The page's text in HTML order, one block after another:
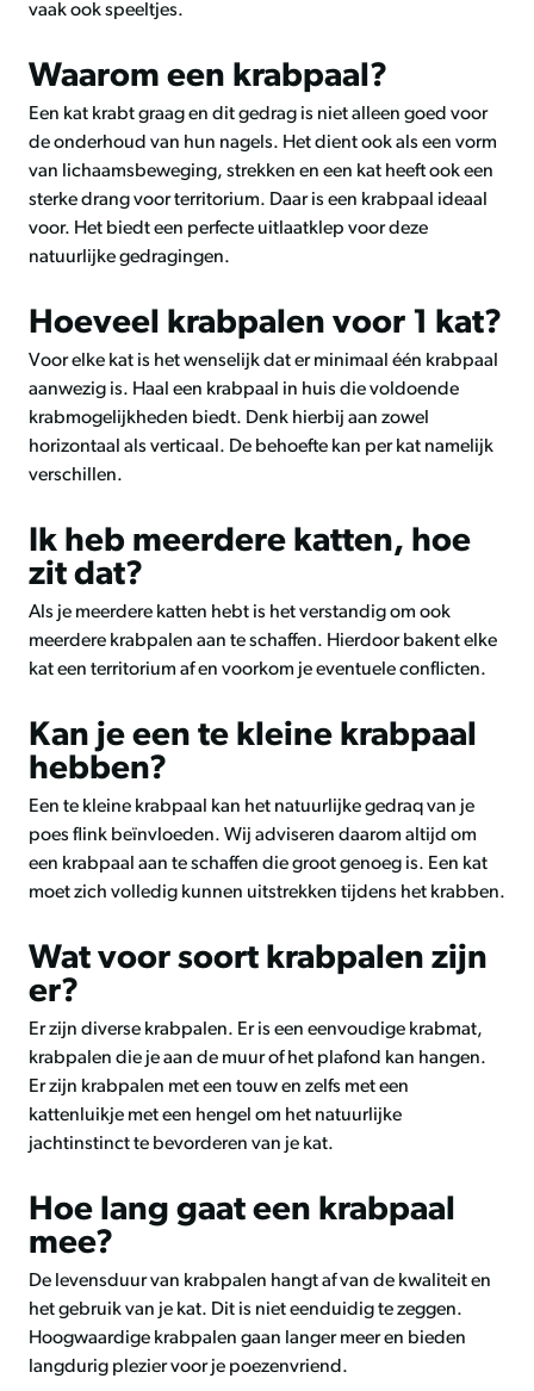
vaak ook speeltjes.
Waarom een krabpaal?
Een kat krabt graag en dit gedrag is niet alleen goed voor
de onderhoud van hun nagels. Het dient ook als een vorm
van lichaamsbeweging, strekken en een kat heeft ook een
sterke drang voor territorium. Daar is een krabpaal ideaal
voor. Het biedt een perfecte uitlaatklep voor deze
natuurlijke gedragingen.
Hoeveel krabpalen voor 1 kat?
Voor elke kat is het wenselijk dat er minimaal één krabpaal
aanwezig is. Haal een krabpaal in huis die voldoende
krabmogelijkheden biedt. Denk hierbij aan zowel
horizontaal als verticaal. De behoefte kan per kat namelijk
verschillen.
Ik heb meerdere katten, hoe
zit dat?
Als je meerdere katten hebt is het verstandig om ook
meerdere krabpalen aan te schaffen. Hierdoor bakent elke
kat een territorium af en voorkom je eventuele conflicten.
Kan je een te kleine krabpaal
hebben?
Een te kleine krabpaal kan het natuurlijke gedraq van je
poes flink beïnvloeden. Wij adviseren daarom altijd om
een krabpaal aan te schaffen die groot genoeg is. Een kat
moet zich volledig kunnen uitstrekken tijdens het krabben.
Wat voor soort krabpalen zijn
er?
Er zijn diverse krabpalen. Er is een eenvoudige krabmat,
krabpalen die je aan de muur of het plafond kan hangen.
Er zijn krabpalen met een touw en zelfs met een
kattenluikje met een hengel om het natuurlijke
jachtinstinct te bevorderen van je kat.
Hoe lang gaat een krabpaal
mee?
De levensduur van krabpalen hangt af van de kwaliteit en
het gebruik van je kat. Dit is niet eenduidig te zeggen.
Hoogwaardige krabpalen gaan langer meer en bieden
langdurig plezier voor je poezenvriend.